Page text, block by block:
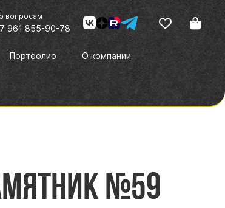
вопросам
961 855-90-78
Портфолио О компании
№59